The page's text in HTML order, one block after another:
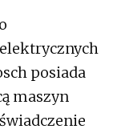
posiada
maszyn